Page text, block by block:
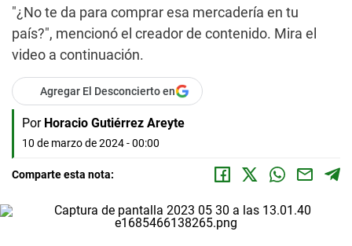
"¿No te da para comprar esa mercadería en tu
país?", mencionó el creador de contenido. Mira el
video a continuación.
Agregar El Desconcierto en
Por Horacio Gutiérrez Areyte
10 de marzo de 2024 - 00:00
Comparte esta nota: